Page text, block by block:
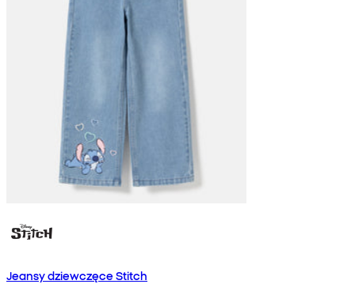
Jeansy dziewczęce Stitch